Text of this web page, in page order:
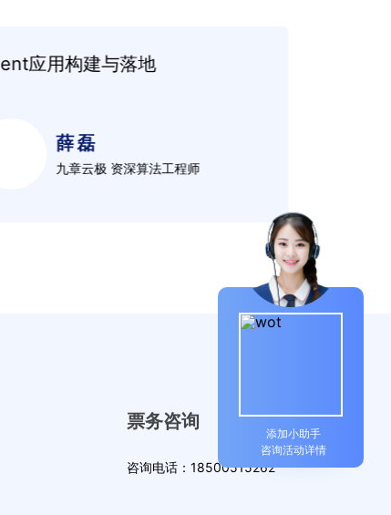
添加小助手
咨询活动详情
应用构建与落地
薛磊
九章云极 资深算法工程师
票务咨询
咨询电话：18500515262